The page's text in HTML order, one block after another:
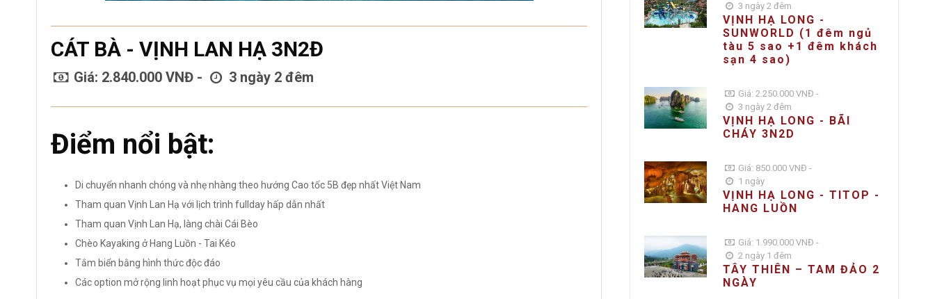
CÁT BÀ - VỊNH LAN HẠ 3N2Đ
Giá: 2.840.000 VNĐ - 3 ngày 2 đêm
Điểm nổi bật:
Di chuyển nhanh chóng và nhẹ nhàng theo hướng Cao tốc 5B đẹp nhất Việt Nam
Tham quan Vịnh Lan Hạ với lịch trình fullday hấp dẫn nhất
Tham quan Vịnh Lan Hạ, làng chài Cái Bèo
Chèo Kayaking ở Hang Luồn - Tai Kéo
Tắm biển bằng hình thức độc đáo
Các option mở rộng linh hoạt phục vụ mọi yêu cầu của khách hàng
3 ngày 2 đêm
VỊNH HẠ LONG -
SUNWORLD (1 đêm ngủ
tàu 5 sao +1 đêm khách
sạn 4 sao)
Giá: 2.250.000 VNĐ -
3 ngày 2 đêm
VỊNH HẠ LONG - BÃI
CHÁY 3N2D
Giá: 850.000 VNĐ -
1 ngày
VỊNH HẠ LONG - TITOP -
HANG LUỒN
Giá: 1.990.000 VNĐ -
2 ngày 1 đêm
TÂY THIÊN – TAM ĐẢO 2
NGÀY